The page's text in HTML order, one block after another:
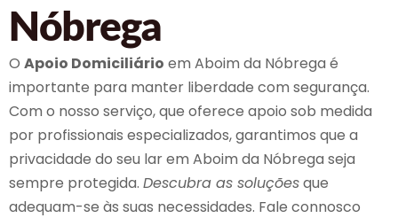
Nóbrega
O Apoio Domiciliário em Aboim da Nóbrega é
importante para manter liberdade com segurança.
Com o nosso serviço, que oferece apoio sob medida
por profissionais especializados, garantimos que a
privacidade do seu lar em Aboim da Nóbrega seja
sempre protegida. Descubra as soluçõesque
adequam-se às suas necessidades. Fale connosco